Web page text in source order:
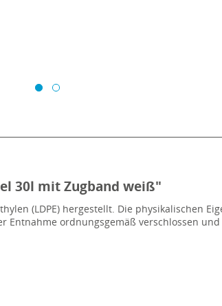
30l mit Zugband weiß"
(LDPE) hergestellt. Die physikalischen
Entnahme ordnungsgemäß verschlossen